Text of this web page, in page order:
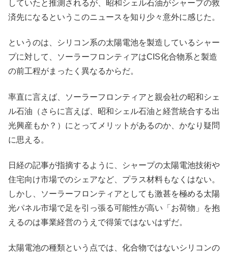
していたと推測されるが、昭和シェル石油がシャープの救
済先になるというこのニュースを知り少々意外に感じた。
というのは、シリコン系の太陽電池を製造しているシャー
プに対して、ソーラーフロンティアはCIS化合物系と製造
の前工程がまったく異なるからだ。
率直に言えば、ソーラーフロンティアと親会社の昭和シェ
ル石油（さらに言えば、昭和シェル石油と経営統合する出
光興産もか？）にとってメリットがあるのか、かなり疑問
に思える。
日経の記事が指摘するように、シャープの太陽電池技術や
住宅向け市場でのシェアなど、プラス材料もなくはない。
しかし、ソーラーフロンティアとしても激甚を極める太陽
光パネル市場で足を引っ張る可能性が高い「お荷物」を抱
えるのは事業経営のうえで得策ではないはずだ。
太陽電池の種類という点では、化合物ではないシリコンの